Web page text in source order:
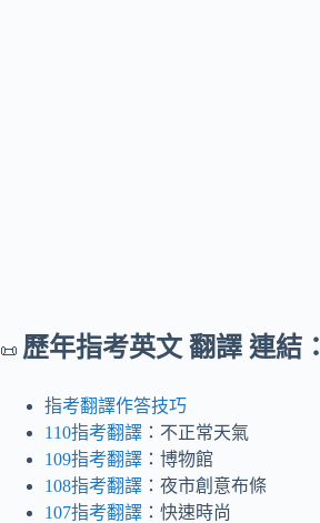
📜 歷年指考英文 翻譯 連結：
指考翻譯作答技巧
110指考翻譯 ：不正常天氣
109指考翻譯 ：博物館
108指考翻譯 ：夜市創意布條
107指考翻譯 ：快速時尚